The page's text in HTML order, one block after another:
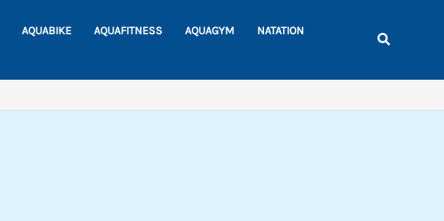
AQUABIKE AQUAFITNESS AQUAGYM
NATATION